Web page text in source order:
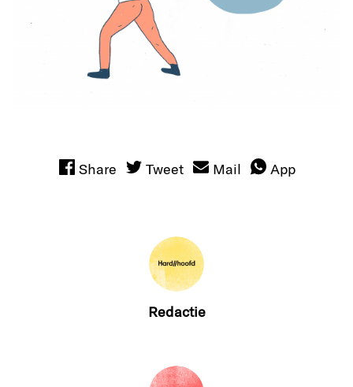
Share Tweet Mail App
Redactie